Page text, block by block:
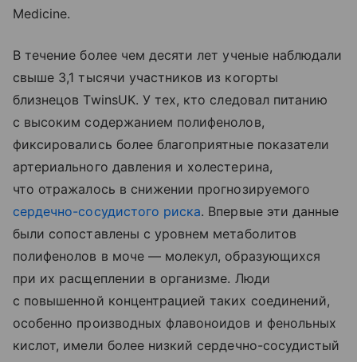
Medicine.
В течение более чем десяти лет ученые наблюдали
свыше 3,1 тысячи участников из когорты
близнецов TwinsUK. У тех, кто следовал питанию
с высоким содержанием полифенолов,
фиксировались более благоприятные показатели
артериального давления и холестерина,
что отражалось в снижении прогнозируемого
сердечно-сосудистого риска. Впервые эти данные
были сопоставлены с уровнем метаболитов
полифенолов в моче — молекул, образующихся
при их расщеплении в организме. Люди
с повышенной концентрацией таких соединений,
особенно производных флавоноидов и фенольных
кислот, имели более низкий сердечно-сосудистый